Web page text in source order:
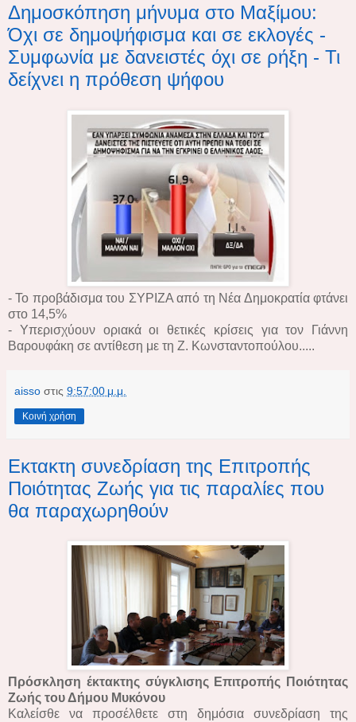
Δημοσκόπηση μήνυμα στο Μαξίμου:
Όχι σε δημοψήφισμα και σε εκλογές -
Συμφωνία με δανειστές όχι σε ρήξη - Τι
δείχνει η πρόθεση ψήφου
- Το προβάδισμα του ΣΥΡΙΖΑ από τη Νέα Δημοκρατία φτάνει
στο 14,5%
- Υπερισχύουν οριακά οι θετικές κρίσεις για τον Γιάννη
Βαρουφάκη σε αντίθεση με τη Ζ. Κωνσταντοπούλου.....
aisso στις 9:57:00 μ.μ.
Κοινή χρήση
Εκτακτη συνεδρίαση της Επιτροπής
Ποιότητας Ζωής για τις παραλίες που
θα παραχωρηθούν
Πρόσκληση έκτακτης σύγκλισης Επιτροπής Ποιότητας
Ζωής του Δήμου Μυκόνου
Καλείσθε να προσέλθετε στη δημόσια συνεδρίαση της